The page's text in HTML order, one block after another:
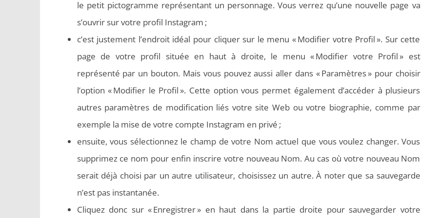
le petit pictogramme représentant un personnage. Vous verrez qu’une nouvelle page va
s’ouvrir sur votre profil Instagram ;
c’est justement l’endroit idéal pour cliquer sur le menu « Modifier votre Profil ». Sur cette
page de votre profil située en haut à droite, le menu « Modifier votre Profil » est
représenté par un bouton. Mais vous pouvez aussi aller dans « Paramètres » pour choisir
l’option « Modifier le Profil ». Cette option vous permet également d’accéder à plusieurs
autres paramètres de modification liés votre site Web ou votre biographie, comme par
exemple la mise de votre compte Instagram en privé ;
ensuite, vous sélectionnez le champ de votre Nom actuel que vous voulez changer. Vous
supprimez ce nom pour enfin inscrire votre nouveau Nom. Au cas où votre nouveau Nom
serait déjà choisi par un autre utilisateur, choisissez un autre. À noter que sa sauvegarde
n’est pas instantanée.
Cliquez donc sur « Enregistrer » en haut dans la partie droite pour sauvegarder votre